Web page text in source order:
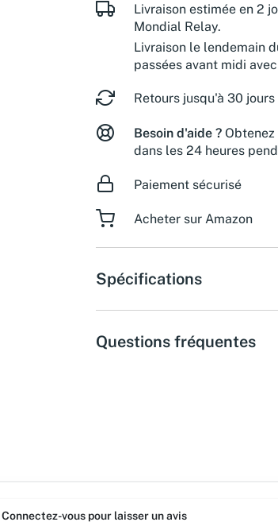
Livraison estimée en 2
Mondial Relay.
Livraison le lendemain
passées avant midi
Retours jusqu'à 30
Besoin d'aide ? Obtenez
dans les 24 heures
Paiement sécurisé
Acheter sur Amazon
Spécifications
Questions fréquentes
Connectez-vous pour laisser un avis